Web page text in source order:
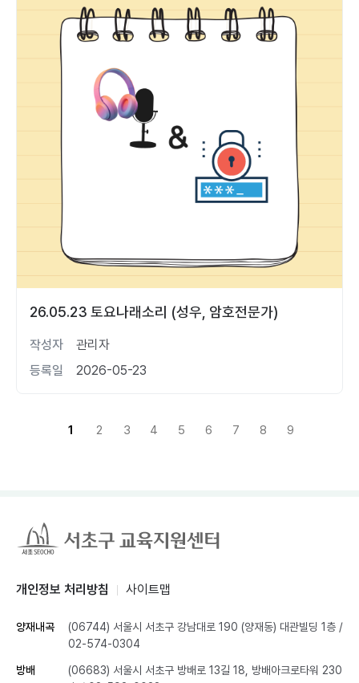
26.05.23 토요나래소리 (성우, 암호전문가)
작성자
관리자
등록일
2026-05-23
1 2 3 4 5 6 7 8 9
개인정보 처리방침 사이트맵
양재내곡 (06744) 서울시 서초구 강남대로 190 (양재동) 대관빌딩 1층 /
02-574-0304
방배
(06683) 서울시 서초구 방배로 13길 18, 방배아크로타워 230